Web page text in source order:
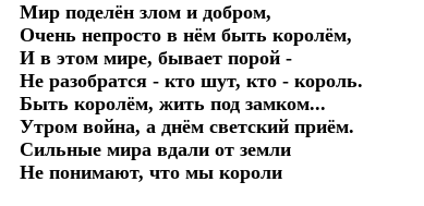
Мир поделён злом и добром,
Очень непросто в нём быть королём,
И в этом мире, бывает порой -
Не разобратся - кто шут, кто - король.
Быть королём, жить под замком...
Утром война, а днём светский приём.
Сильные мира вдали от земли
Не понимают, что мы короли